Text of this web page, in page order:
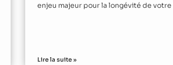
enjeu majeur pour la longévité de
Lire la suite »